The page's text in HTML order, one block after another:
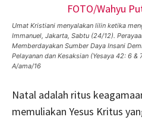
Umat Kristiani menyalakan lilin ketika
Immanuel, Jakarta, Sabtu (24/12).
Memberdayakan Sumber Daya Insani
Pelayanan dan Kesaksian (Yesaya 42: 6 &
A/ama/16
Natal adalah ritus
memuliakan Yesus Kritus